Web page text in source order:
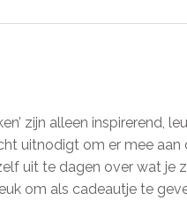
zijn alleen
uitnodigt om er mee
uit te dagen over wat je
om als cadeautje te